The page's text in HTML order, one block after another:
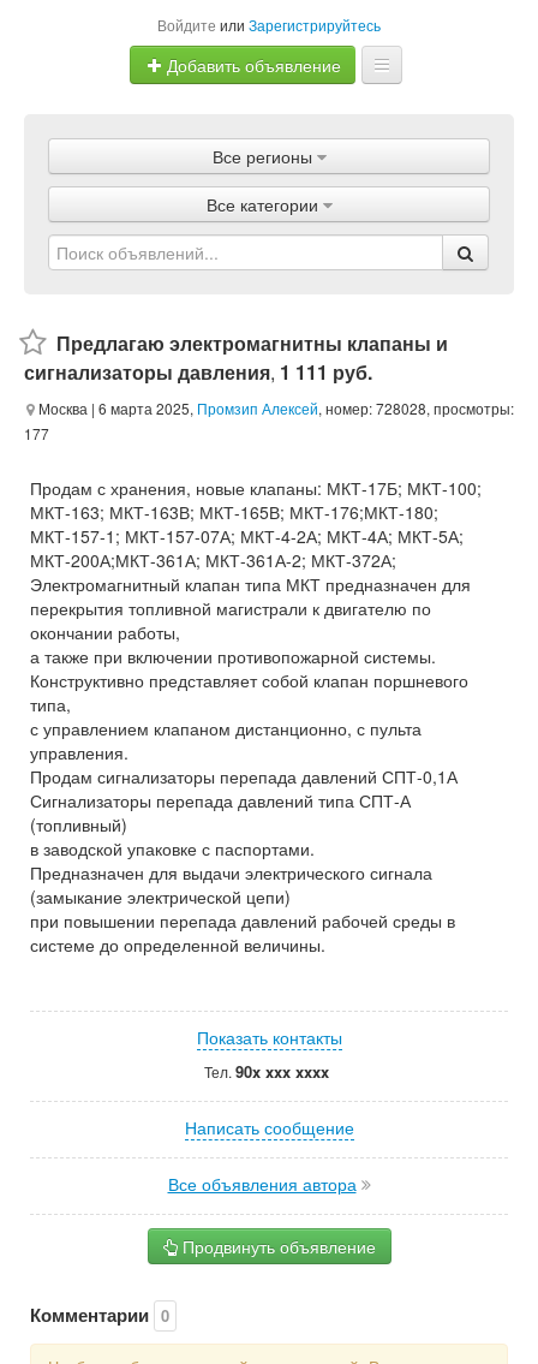
Войдите или Зарегистрируйтесь
Добавить объявление
Объявления
Магазины
Услуги
Все регионы
Все категории
Предлагаю электромагнитны клапаны и
сигнализаторы давления, 1 111 руб.
Москва | 6 марта 2025, Промзип Алексей, номер: 728028, просмотры:
177
Продам с хранения, новые клапаны: МКТ-17Б; МКТ-100;
МКТ-163; МКТ-163В; МКТ-165В; МКТ-176;МКТ-180;
МКТ-157-1; МКТ-157-07А; МКТ-4-2А; МКТ-4А; МКТ-5А;
МКТ-200А;МКТ-361А; МКТ-361А-2; МКТ-372А;
Электромагнитный клапан типа МКТ предназначен для
перекрытия топливной магистрали к двигателю по
окончании работы,
а также при включении противопожарной системы.
Конструктивно представляет собой клапан поршневого
типа,
с управлением клапаном дистанционно, с пульта
управления.
Продам сигнализаторы перепада давлений СПТ-0,1А
Сигнализаторы перепада давлений типа СПТ-А
(топливный)
в заводской упаковке с паспортами.
Предназначен для выдачи электрического сигнала
(замыкание электрической цепи)
при повышении перепада давлений рабочей среды в
системе до определенной величины.
Показать контакты
Тел. 90x xxx xxxx
Написать сообщение
Все объявления автора
Продвинуть объявление
Комментарии 0